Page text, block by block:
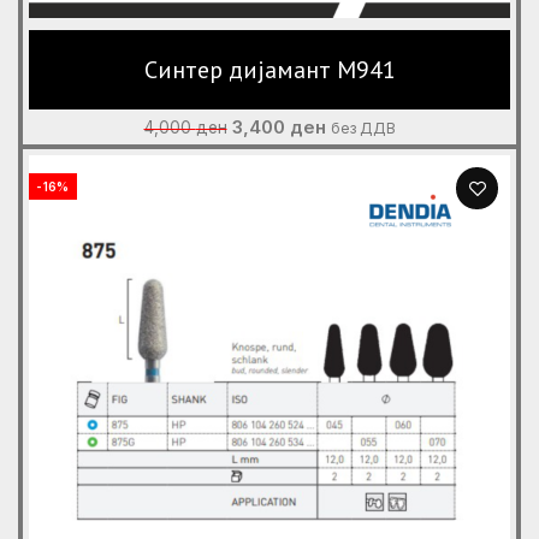
Синтер дијамант M941
4,000ден Original
price
3,400 денCurrent
price
без ДДВ
-16%